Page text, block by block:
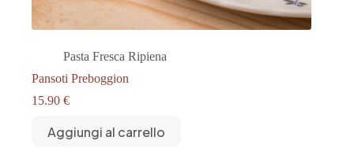
Pasta Fresca Ripiena
Pansoti Preboggion
15.90 €
Aggiungi al carrello